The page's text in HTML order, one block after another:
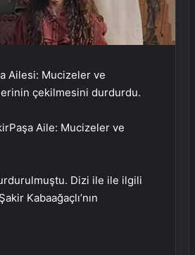
Ailesi: Mucizeler ve
çekilmesini durdurdu.
Aile: Mucizeler ve
Dizi ile ile ilgili
Kabaağaçlı’nın